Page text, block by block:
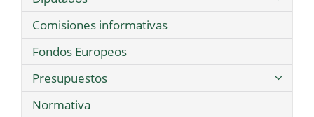
Comisiones informativas
Fondos Europeos
Presupuestos
Normativa